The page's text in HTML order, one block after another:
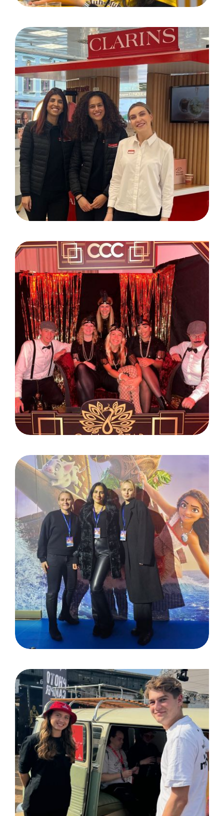
Clarins Roadshow für
(m)STUDIO GmbH
Weihnachtsfeier: Leverkusen
/ Czarnowski GmbH
Zoo Palast Berlin /
Filmpremiere Vaiana 2
DEUTZ AG Köln, Employee
Festival